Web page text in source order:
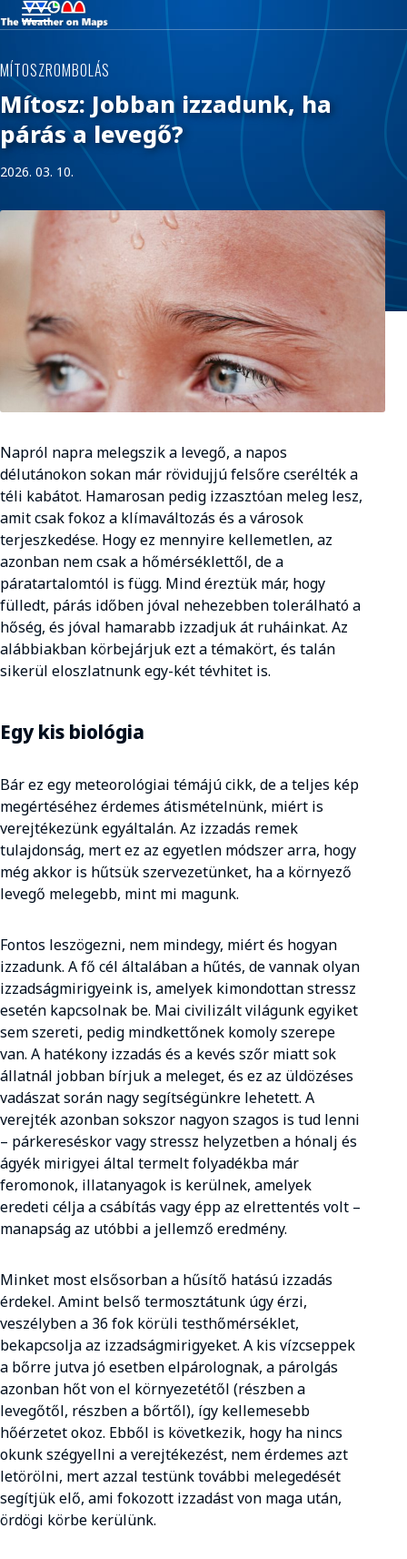
MÍTOSZROMBOLÁS
Mítosz: Jobban izzadunk, ha
párás a levegő?
2026. 03. 10.
Napról napra melegszik a levegő, a napos
délutánokon sokan már rövidujjú felsőre cserélték a
téli kabátot. Hamarosan pedig izzasztóan meleg lesz,
amit csak fokoz a klímaváltozás és a városok
terjeszkedése. Hogy ez mennyire kellemetlen, az
azonban nem csak a hőmérséklettől, de a
páratartalomtól is függ. Mind éreztük már, hogy
fülledt, párás időben jóval nehezebben tolerálható a
hőség, és jóval hamarabb izzadjuk át ruháinkat. Az
alábbiakban körbejárjuk ezt a témakört, és talán
sikerül eloszlatnunk egy-két tévhitet is.
Egy kis biológia
Bár ez egy meteorológiai témájú cikk, de a teljes kép
megértéséhez érdemes átismételnünk, miért is
verejtékezünk egyáltalán. Az izzadás remek
tulajdonság, mert ez az egyetlen módszer arra, hogy
még akkor is hűtsük szervezetünket, ha a környező
levegő melegebb, mint mi magunk.
Fontos leszögezni, nem mindegy, miért és hogyan
izzadunk. A fő cél általában a hűtés, de vannak olyan
izzadságmirigyeink is, amelyek kimondottan stressz
esetén kapcsolnak be. Mai civilizált világunk egyiket
sem szereti, pedig mindkettőnek komoly szerepe
van. A hatékony izzadás és a kevés szőr miatt sok
állatnál jobban bírjuk a meleget, és ez az üldözéses
vadászat során nagy segítségünkre lehetett. A
verejték azonban sokszor nagyon szagos is tud lenni
– párkereséskor vagy stressz helyzetben a hónalj és
ágyék mirigyei által termelt folyadékba már
feromonok, illatanyagok is kerülnek, amelyek
eredeti célja a csábítás vagy épp az elrettentés volt –
manapság az utóbbi a jellemző eredmény.
Minket most elsősorban a hűsítő hatású izzadás
érdekel. Amint belső termosztátunk úgy érzi,
veszélyben a 36 fok körüli testhőmérséklet,
bekapcsolja az izzadságmirigyeket. A kis vízcseppek
a bőrre jutva jó esetben elpárolognak, a párolgás
azonban hőt von el környezetétől (részben a
levegőtől, részben a bőrtől), így kellemesebb
hőérzetet okoz. Ebből is következik, hogy ha nincs
okunk szégyellni a verejtékezést, nem érdemes azt
letörölni, mert azzal testünk további melegedését
segítjük elő, ami fokozott izzadást von maga után,
ördögi körbe kerülünk.